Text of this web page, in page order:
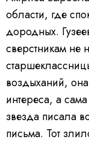
области, где
дородных.
сверстникам не
воздыханий,
интереса, а
звезда писала
письма. Тот